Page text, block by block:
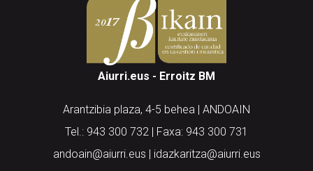
Aiurri.eus - Erroitz BM
Arantzibia plaza, 4-5 behea | ANDOAIN
Tel.: 943 300 732 | Faxa: 943 300 731
andoain@aiurri.eus | idazkaritza@aiurri.eus